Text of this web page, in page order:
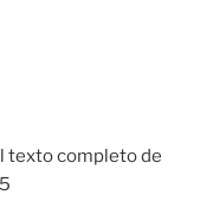
texto completo de